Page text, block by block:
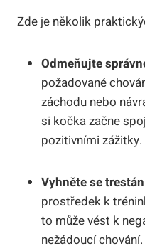
Zde je několik
Odmeňujte
požadované
záchodu nebo
si kočka začne
pozitivními zážitky.
Vyhněte se
prostředek k
to může vést k
nežádoucí chování.